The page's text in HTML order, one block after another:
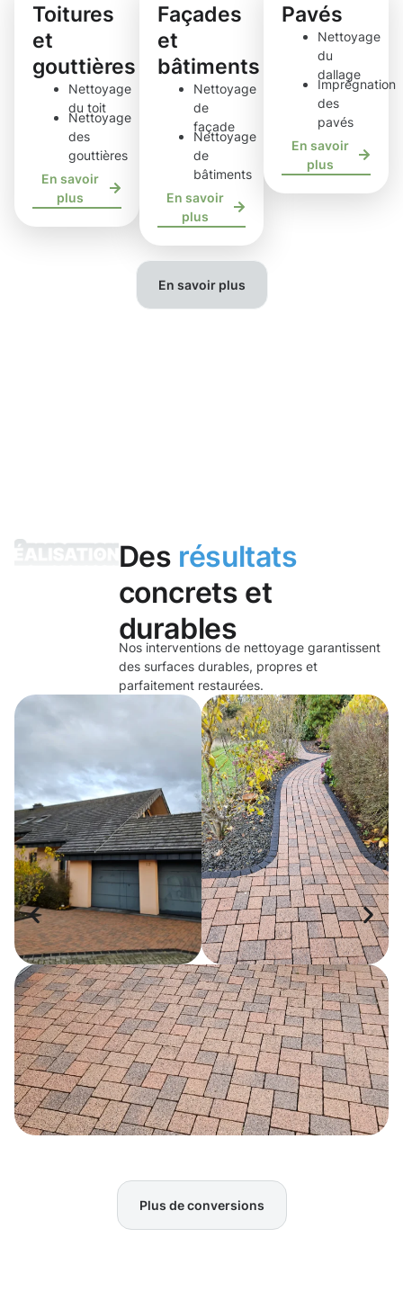
Toitures
et
gouttières
Nettoyage
du toit
Nettoyage
des
gouttières
En savoir
plus
Façades
et
bâtiments
Nettoyage
de
façade
Nettoyage
de
bâtiments
En savoir
plus
Pavés
Nettoyage
du
dallage
Imprégnation
des
pavés
En savoir
plus
En savoir plus
Des résultats
concrets et
durables
Nos interventions de nettoyage garantissent
des surfaces durables, propres et
parfaitement restaurées.
Plus de conversions